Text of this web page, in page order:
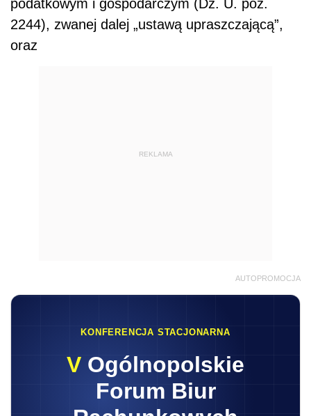
podatkowym i gospodarczym (Dz. U. poz.
2244), zwanej dalej „ustawą upraszczającą”,
oraz
REKLAMA
AUTOPROMOCJA
KONFERENCJA STACJONARNA
V Ogólnopolskie
Forum Biur